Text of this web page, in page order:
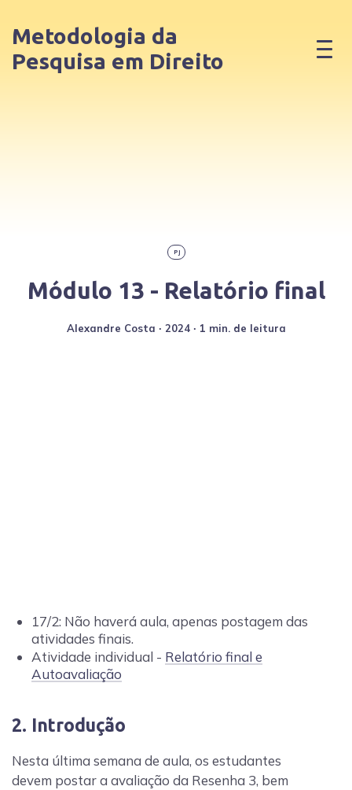
Metodologia da
Pesquisa em Direito
PJ
Módulo 13 - Relatório final
Alexandre Costa ∙ 2024 ∙ 1 min. de leitura
17/2: Não haverá aula, apenas postagem das
atividades finais.
Atividade individual - Relatório final e
Autoavaliação
2. Introdução
Nesta última semana de aula, os estudantes
devem postar a avaliação da Resenha 3, bem